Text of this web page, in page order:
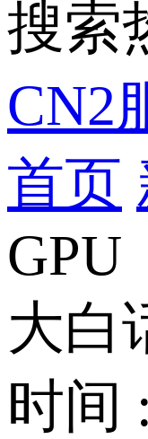
搜索
CN2
首页
GPU
大白
时间